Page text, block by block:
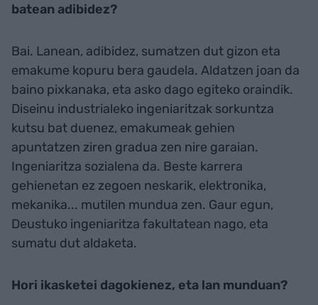
batean adibidez?
Bai. Lanean, adibidez, sumatzen dut gizon eta
emakume kopuru bera gaudela. Aldatzen joan da
baino pixkanaka, eta asko dago egiteko oraindik.
Diseinu industrialeko ingeniaritzak sorkuntza
kutsu bat duenez, emakumeak gehien
apuntatzen ziren gradua zen nire garaian.
Ingeniaritza sozialena da. Beste karrera
gehienetan ez zegoen neskarik, elektronika,
mekanika... mutilen mundua zen. Gaur egun,
Deustuko ingeniaritza fakultatean nago, eta
sumatu dut aldaketa.
Hori ikasketei dagokienez, eta lan munduan?